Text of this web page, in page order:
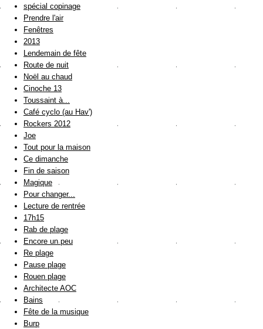
spécial copinage
Prendre l'air
Fenêtres
2013
Lendemain de fête
Route de nuit
Noël au chaud
Cinoche 13
Toussaint à...
Café cyclo (au Hav')
Rockers 2012
Joe
Tout pour la maison
Ce dimanche
Fin de saison
Magique
Pour changer...
Lecture de rentrée
17h15
Rab de plage
Encore un peu
Re plage
Pause plage
Rouen plage
Architecte AOC
Bains
Fête de la musique
Burp